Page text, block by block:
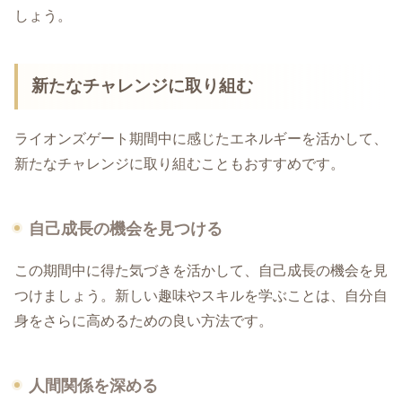
しょう。
新たなチャレンジに取り組む
ライオンズゲート期間中に感じたエネルギーを活かして、
新たなチャレンジに取り組むこともおすすめです。
自己成長の機会を見つける
この期間中に得た気づきを活かして、自己成長の機会を見
つけましょう。新しい趣味やスキルを学ぶことは、自分自
身をさらに高めるための良い方法です。
人間関係を深める